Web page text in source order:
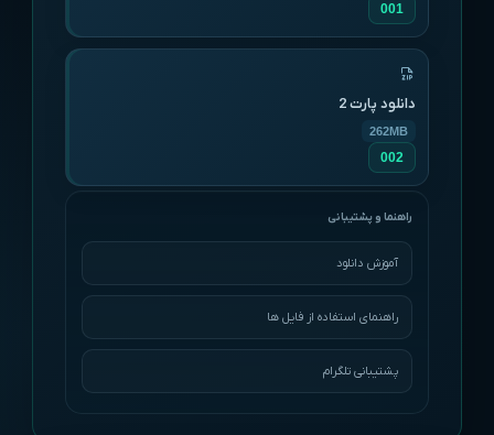
001
دانلود پارت 2
262MB
002
آموزش دانلود
راهنمای استفاده از فایل ها
پشتیبانی تلگرام